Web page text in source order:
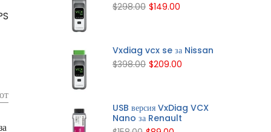
$298.00 $149.00
Vxdiag vcx se за Nissan
$398.00 $209.00
USB версия VxDiag VCX
Nano за Renault